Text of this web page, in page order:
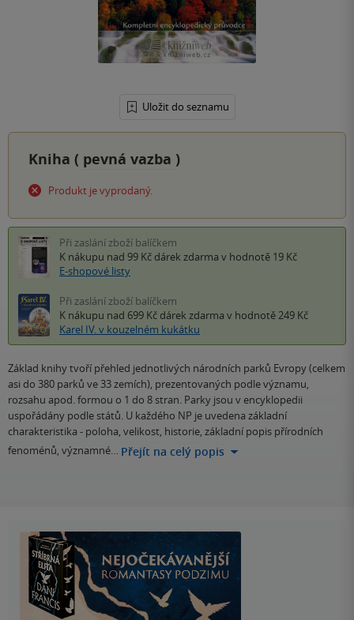
Uložit do seznamu
Kniha ( pevná vazba )
Produkt je vyprodaný.
Při zaslání zboží balíčkem
K nákupu nad 99 Kč dárek zdarma v hodnotě 19 Kč
E-shopové listy
Při zaslání zboží balíčkem
K nákupu nad 699 Kč dárek zdarma v hodnotě 249 Kč
Karel IV. v kouzelném kukátku
Základ knihy tvoří přehled jednotlivých národních parků Evropy (celkem
asi do 380 parků ve 33 zemích), prezentovaných podle významu,
rozsahu apod. formou o 1 do 8 stran. Parky jsou v encyklopedii
uspořádány podle států. U každého NP je uvedena základní
charakteristika - poloha, velikost, historie, základní popis přírodních
fenoménů, významné… Přejít na celý popis